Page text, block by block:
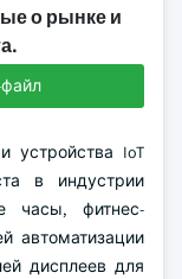
о рынке и
файл
устройства IoT
в индустрии
часы, фитнес-
автоматизации
дисплеев для